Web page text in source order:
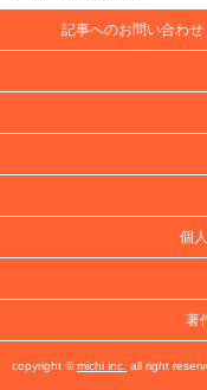
記事へのお問い合わせ
個
著
copyright ©michi inc. all right